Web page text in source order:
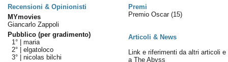
Recensioni & Opinionisti
Premi
MYmovies
Giancarlo Zappoli
Pubblico (per gradimento)
1° | maria
2° | elgatoloco
3° | nicolas bilchi
Premio Oscar (15)
Articoli & News
Link e riferimenti da altri articoli e
a The Abyss